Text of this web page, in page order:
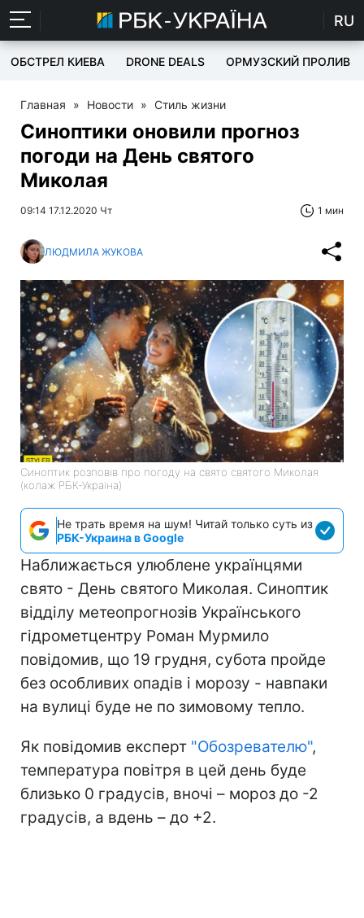
RU
ОБСТРЕЛ КИЕВА DRONE DEALS ОРМУЗСКИЙ ПРОЛИВ
Главная » Новости » Стиль жизни
Синоптики оновили прогноз
погоди на День святого
Миколая
09:14 17.12.2020 Чт 1 мин
ЛЮДМИЛА ЖУКОВА
Синоптик розповів про погоду на свято святого Миколая
(колаж РБК-Україна)
Не трать время на шум! Читай только суть из
РБК-Украина в Google
Наближається улюблене українцями
свято - День святого Миколая. Синоптик
відділу метеопрогнозів Українського
гідрометцентру Роман Мурмило
повідомив, що 19 грудня, субота пройде
без особливих опадів і морозу - навпаки
на вулиці буде не по зимовому тепло.
Як повідомив експерт "Обозревателю",
температура повітря в цей день буде
близько 0 градусів, вночі – мороз до -2
градусів, а вдень – до +2.